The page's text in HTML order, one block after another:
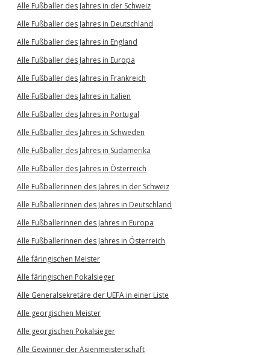
Alle Fußballer des Jahres in der Schweiz
Alle Fußballer des Jahres in Deutschland
Alle Fußballer des Jahres in England
Alle Fußballer des Jahres in Europa
Alle Fußballer des Jahres in Frankreich
Alle Fußballer des Jahres in Italien
Alle Fußballer des Jahres in Portugal
Alle Fußballer des Jahres in Schweden
Alle Fußballer des Jahres in Südamerika
Alle Fußballer des Jahres in Österreich
Alle Fußballerinnen des Jahres in der Schweiz
Alle Fußballerinnen des Jahres in Deutschland
Alle Fußballerinnen des Jahres in Europa
Alle Fußballerinnen des Jahres in Österreich
Alle färingischen Meister
Alle färingischen Pokalsieger
Alle Generalsekretäre der UEFA in einer Liste
Alle georgischen Meister
Alle georgischen Pokalsieger
Alle Gewinner der Asienmeisterschaft